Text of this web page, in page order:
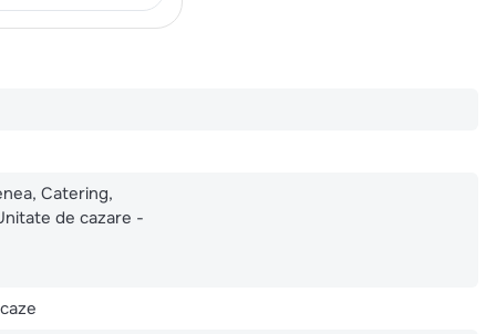
Catering,
de cazare -